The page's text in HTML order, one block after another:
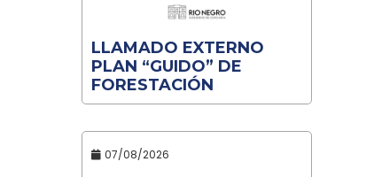
LLAMADO EXTERNO
PLAN “GUIDO” DE
FORESTACIÓN
07/08/2026